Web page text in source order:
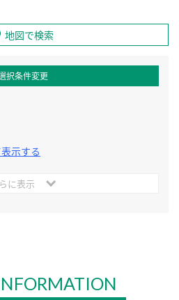
地図で検索
択条件変更
示する
に表示